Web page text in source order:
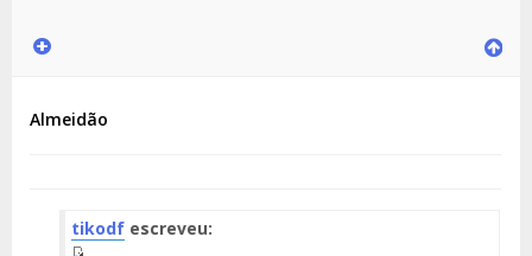
Almeidão
tikodf escreveu: